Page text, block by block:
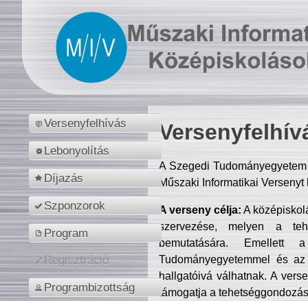
Versenyfelhívás
Lebonyolítás
Díjazás
Szponzorok
Program
Regisztráció
Programbizottság
A Szegedi
Műszaki Informatikai
A verseny célja: A
szervezése, melyen a
bemutatására. Emellett
Tudományegyetemmel és
hallgatóivá válhatnak. A
támogatja a